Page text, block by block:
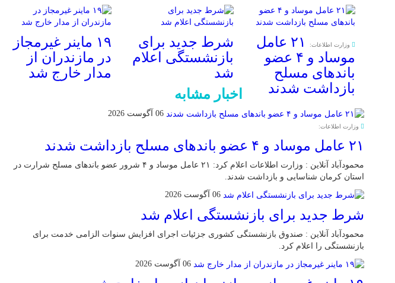
وزارت اطلاعات:
۲۱ عامل
موساد و ۴ عضو
باند‌های مسلح
بازداشت شدند
شرط جدید برای
بازنشستگی اعلام
شد
۱۹ ماینر غیرمجاز
در مازندران از
مدار خارج شد
اخبار مشابه
06 آگوست 2026
وزارت اطلاعات:
۲۱ عامل موساد و ۴ عضو باند‌های مسلح بازداشت شدند
محمودآباد آنلاین : وزارت اطلاعات اعلام کرد: ۲۱ عامل موساد و ۴ شرور عضو باند‌های مسلح شرارت در
استان کرمان شناسایی و بازداشت شدند.
06 آگوست 2026
شرط جدید برای بازنشستگی اعلام شد
محمودآباد آنلاین : صندوق بازنشستگی کشوری جزئیات اجرای افزایش سنوات الزامی خدمت برای
بازنشستگی را اعلام کرد.
06 آگوست 2026